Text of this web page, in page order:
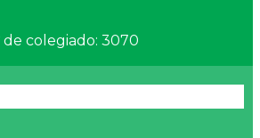
de colegiado: 3070